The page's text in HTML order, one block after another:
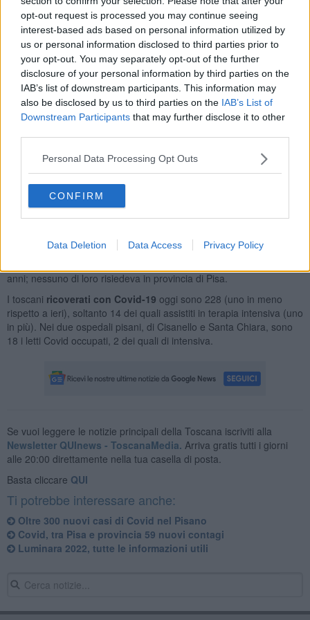
opt-out request is processed you may continue seeing
interest-based ads based on personal information utilized by
us or personal information disclosed to third parties prior to
your opt-out. You may separately opt-out of the further
disclosure of your personal information by third parties on the
IAB’s list of downstream participants. This information may
also be disclosed by us to third parties on the IAB’s List of
Downstream Participants that may further disclose it to other
Personal Data Processing Opt Outs
CONFIRM
Data Deletion Data Access Privacy Policy
Area pisana 148 casi:Orciano Pisano 2, Calci 9, Pisa 77, San
Giuliano Terme 19, Santa Luce 1, Cascina 27, Crespina Lorenzana
3, Vicopisano 4, Vecchiano 5, Fauglia 1;
Valdera 86 casi:Lajatico 3, Bientina 13, Terricciola 5, Calcinaia 13,
Capannoli 6, Chianni 1, Buti 4, Peccioli 3, Casciana Terme Lari 7,
Alta Valdicecina 17 casi:
Casale Marittimo 2, Montecatini Val di
Cecina 2, Castelnuovo di Val di Cecina 2, Volterra 6, Pomarance 3,
Castellina Marittima 1, Montescudaio 1.
Comprensorio del Cuoio 22 casi:
Castelfranco di Sotto 4, Santa Croce sull'Arno 4, San Miniato 7.
, sempre nelle ultime 24 ore, sono stati accertati
complessivamente 1.739 nuovi casi di positività al virus e4
anni; nessuno di loro risiedeva in provincia di Pisa.
I toscani ricoverati con Covid-19 oggi sono 228 (uno in meno
rispetto a ieri), soltanto 14 dei quali assistiti in terapia intensiva (uno
in più). Nei due ospedali pisani, di Cisanello e Santa Chiara, sono
18 i letti Covid occupati, 2 dei quali di intensiva.
Se vuoi leggere le notizie principali della Toscana iscriviti alla
Newsletter QUInews - ToscanaMedia. Arriva gratis tutti i giorni
alle 20:00 direttamente nella tua casella di posta.
Basta cliccare QUI
Ti potrebbe interessare anche:
Oltre 300 nuovi casi di Covid nel Pisano
Covid, tra Pisa e provincia 59 nuovi contagi
Luminara 2022, tutte le informazioni utili